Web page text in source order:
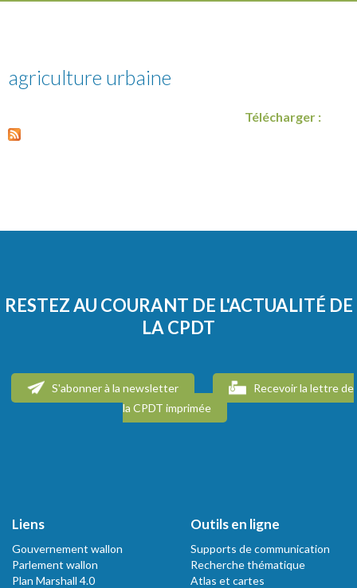
agriculture urbaine
Télécharger :
RESTEZ AU COURANT DE L'ACTUALITÉ DE
LA CPDT
S'abonner à la newsletter
Recevoir la lettre de
la CPDT imprimée
Liens
Gouvernement wallon
Parlement wallon
Plan Marshall 4.0
Outils en ligne
Supports de communication
Recherche thématique
Atlas et cartes